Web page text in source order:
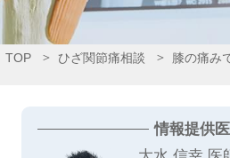
TOP ひざ関節痛相談 膝の痛み
情報提供